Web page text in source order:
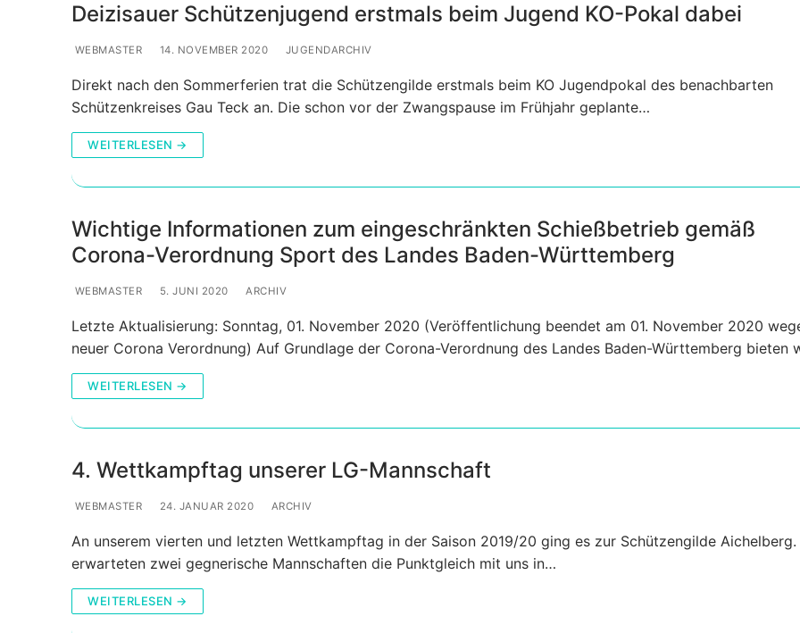
Deizisauer Schützenjugend erstmals beim Jugend KO-Pokal dabei
WEBMASTER 14. NOVEMBER 2020 JUGENDARCHIV
Direkt nach den Sommerferien trat die Schützengilde erstmals beim KO Jugendpokal des benachbarten
Schützenkreises Gau Teck an. Die schon vor der Zwangspause im Frühjahr geplante…
WEITERLESEN →
Wichtige Informationen zum eingeschränkten Schießbetrieb gemäß
Corona-Verordnung Sport des Landes Baden-Württemberg
WEBMASTER 5. JUNI 2020 ARCHIV
Letzte Aktualisierung: Sonntag, 01. November 2020 (Veröffentlichung beendet am 01. November 2020
neuer Corona Verordnung) Auf Grundlage der Corona-Verordnung des Landes Baden-Württemberg bieten
WEITERLESEN →
4. Wettkampftag unserer LG-Mannschaft
WEBMASTER 24. JANUAR 2020 ARCHIV
An unserem vierten und letzten Wettkampftag in der Saison 2019/20 ging es zur Schützengilde Aichelberg.
erwarteten zwei gegnerische Mannschaften die Punktgleich mit uns in…
WEITERLESEN →